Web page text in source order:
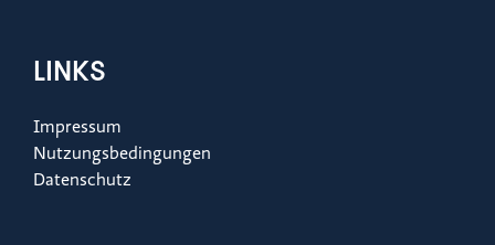
LINKS
Impressum
Nutzungsbedingungen
Datenschutz